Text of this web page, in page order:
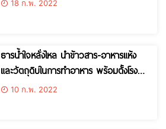
18 ก.พ. 2022
ธารน้ำใจหลั่งไหล นำข้าวสาร-อาหารแห้ง
และวัตถุดิบในการทำอาหาร พร้อมตั้งโรง
ครัวปรุงอาหารถวายพระ-สามเณร ที่ถูก
10 ก.พ. 2022